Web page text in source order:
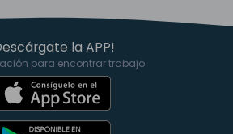
la APP!
para encontrar trabajo